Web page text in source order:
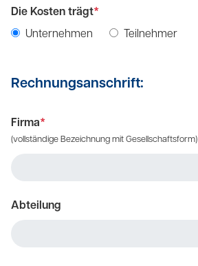
Die Kosten trägt*
Unternehmen
Teilnehmer
Rechnungsanschrift:
Firma*
(vollständige Bezeichnung mit Gesellschaftsform)
Abteilung